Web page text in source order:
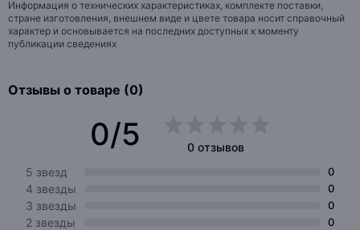
Информация о технических характеристиках, комплекте поставки,
стране изготовления, внешнем виде и цвете товара носит справочный
характер и основывается на последних доступных к моменту
публикации сведениях
Отзывы о товаре (0)
0/5
0 отзывов
5 звезд
0
4 звезды 0
3 звезды 0
2 звезды 0